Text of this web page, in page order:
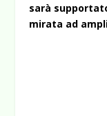
sarà
mirata ad